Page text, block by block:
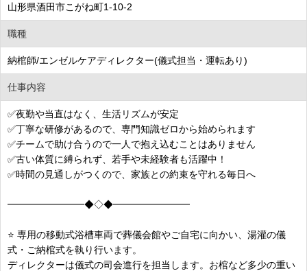
山形県酒田市こがね町1-10-2
職種
納棺師/エンゼルケアディレクター(儀式担当・運転あり)
仕事内容
✅夜勤や当直はなく、生活リズムが安定
✅丁寧な研修があるので、専門知識ゼロから始められます
✅チームで助け合うので一人で抱え込むことはありません
✅古い体質に縛られず、若手や未経験者も活躍中！
✅時間の見通しがつくので、家族との約束を守れる毎日へ
━━━━━━━━◆◇◆━━━━━━━━
⭐ 専用の移動式浴槽車両で葬儀会館やご自宅に向かい、湯灌の儀
式・ご納棺式を執り行います。
ディレクターは儀式の司会進行を担当します。お棺など多少の重い